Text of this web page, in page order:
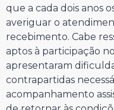
que a cada dois anos
averiguar o
recebimento. Cabe
aptos à participação
apresentaram
contrapartidas
acompanhamento